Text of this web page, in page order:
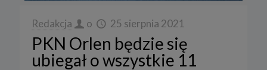
Redakcja o 25 sierpnia 2021
PKN Orlen będzie się
ubiegał o wszystkie 11